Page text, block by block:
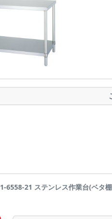
1-6558-21 ステンレス作業台(ベタ